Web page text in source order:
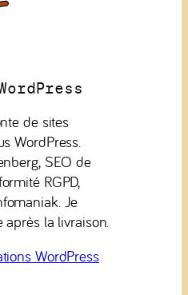
de sites
WordPress.
SEO de
RGPD,
Je
après la livraison.
WordPress